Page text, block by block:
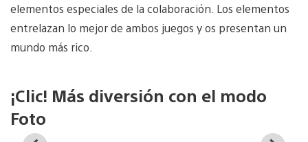
elementos especiales de la colaboración. Los elementos
entrelazan lo mejor de ambos juegos y os presentan un
mundo más rico.
¡Clic! Más diversión con el modo
Foto